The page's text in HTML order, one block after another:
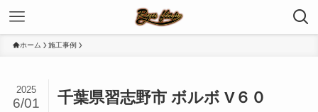
ホーム 施工事例
千葉県習志野市 ボルボ V６０
2025
6/01